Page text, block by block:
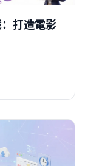
打造電影